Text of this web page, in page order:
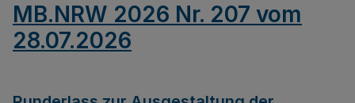
MB.NRW 2026 Nr. 207 vom
28.07.2026